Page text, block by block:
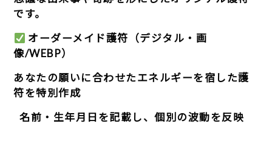
です。
オーダーメイド護符（デジタル・画
像/WEBP）
あなたの願いに合わせたエネルギーを宿した護
符を特別作成
名前・生年月日を記載し、個別の波動を反映